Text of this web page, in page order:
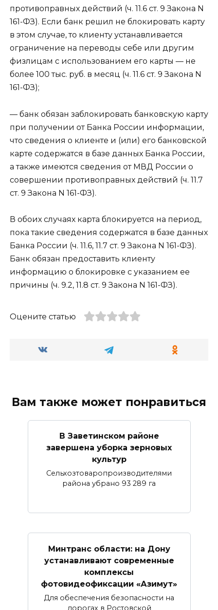
противоправных действий (ч. 11.6 ст. 9 Закона N
161-ФЗ). Если банк решил не блокировать карту
в этом случае, то клиенту устанавливается
ограничение на переводы себе или другим
физлицам с использованием его карты — не
более 100 тыс. руб. в месяц (ч. 11.6 ст. 9 Закона N
161-ФЗ);
— банк обязан заблокировать банковскую карту
при получении от Банка России информации,
что сведения о клиенте и (или) его банковской
карте содержатся в базе данных Банка России,
а также имеются сведения от МВД России о
совершении противоправных действий (ч. 11.7
ст. 9 Закона N 161-ФЗ).
В обоих случаях карта блокируется на период,
пока такие сведения содержатся в базе данных
Банка России (ч. 11.6, 11.7 ст. 9 Закона N 161-ФЗ).
Банк обязан предоставить клиенту
информацию о блокировке с указанием ее
причины (ч. 9.2, 11.8 ст. 9 Закона N 161-ФЗ).
Оцените статью
Вам также может понравиться
В Заветинском районе
завершена уборка зерновых
культур
Сельхозтоваропроизводителями
района убрано 93 289 га
Минтранс области: на Дону
устанавливают современные
комплексы
фотовидеофиксации «Азимут»
Для обеспечения безопасности на
дорогах в Ростовской